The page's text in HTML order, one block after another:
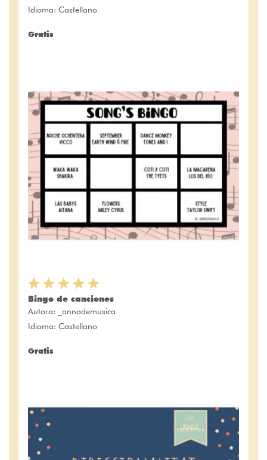
Idioma: Castellano
Gratis
Bingo de canciones
Autora:
_annademusica
Idioma: Castellano
Gratis